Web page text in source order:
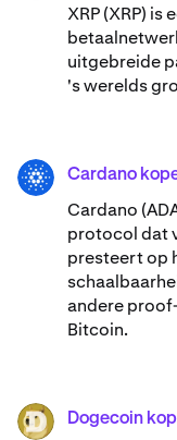
XRP (XRP) is
uitgebreide
's werelds
ADA Cardano
Cardano
protocol dat
presteert op
andere
Bitcoin.
DOGE Dogecoin